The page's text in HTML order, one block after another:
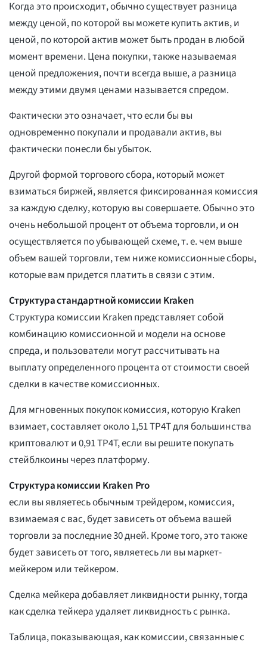
Когда это происходит, обычно существует разница
между ценой, по которой вы можете купить актив, и
ценой, по которой актив может быть продан в любой
момент времени. Цена покупки, также называемая
ценой предложения, почти всегда выше, а разница
между этими двумя ценами называется спредом.
Фактически это означает, что если бы вы
одновременно покупали и продавали актив, вы
фактически понесли бы убыток.
Другой формой торгового сбора, который может
взиматься биржей, является фиксированная комиссия
за каждую сделку, которую вы совершаете. Обычно это
очень небольшой процент от объема торговли, и он
осуществляется по убывающей схеме, т. е. чем выше
объем вашей торговли, тем ниже комиссионные сборы,
которые вам придется платить в связи с этим.
Структура стандартной комиссии Kraken
Структура комиссии Kraken представляет собой
комбинацию комиссионной и модели на основе
спреда, и пользователи могут рассчитывать на
выплату определенного процента от стоимости своей
сделки в качестве комиссионных.
Для мгновенных покупок комиссия, которую Kraken
взимает, составляет около 1,51 TP4T для большинства
криптовалют и 0,91 TP4T, если вы решите покупать
стейблкоины через платформу.
Структура комиссии Kraken Pro
если вы являетесь обычным трейдером, комиссия,
взимаемая с вас, будет зависеть от объема вашей
торговли за последние 30 дней. Кроме того, это также
будет зависеть от того, являетесь ли вы маркет-
мейкером или тейкером.
Сделка мейкера добавляет ликвидности рынку, тогда
как сделка тейкера удаляет ликвидность с рынка.
Таблица, показывающая, как комиссии, связанные с